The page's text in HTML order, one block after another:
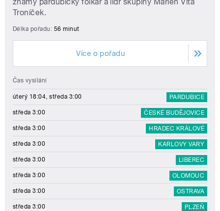
Troníček.
Délka pořadu: 56 minut
Více o pořadu
Čas vysílání
úterý 18:04, středa 3:00 PARDUBICE
středa 3:00 ČESKÉ BUDĚJOVICE
středa 3:00 HRADEC KRÁLOVÉ
středa 3:00 KARLOVY VARY
středa 3:00 LIBEREC
středa 3:00 OLOMOUC
středa 3:00 OSTRAVA
středa 3:00 PLZEŇ